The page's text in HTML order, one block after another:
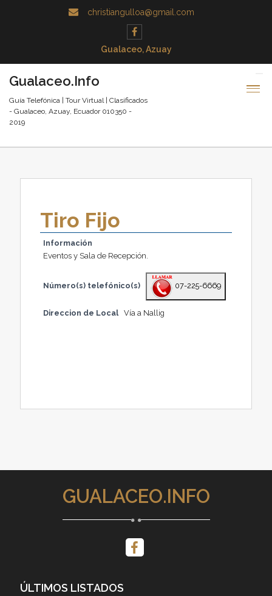
christiangulloa@gmail.com
Gualaceo, Azuay
Gualaceo.Info
Guía Telefónica | Tour Virtual | Clasificados
- Gualaceo, Azuay, Ecuador 010350 -
2019
Tiro Fijo
Información
Eventos y Sala de Recepción.
Número(s) telefónico(s) 07-225-6669
Direccion de Local Vía a Nallig
GUALACEO.INFO
ÚLTIMOS LISTADOS